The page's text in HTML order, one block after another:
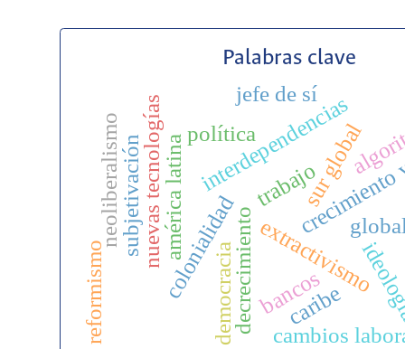
Palabras clave
decrecimiento
sur global
extractivismo
colonialidad
américa latinainterdependencias
democracia
nuevas tecnologías trabajo
subjetivación
política
cambios
bancos
neoliberalismo
jefe de sí
reformismo caribe